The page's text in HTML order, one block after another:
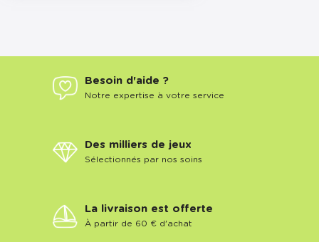
Besoin d'aide ?
Notre expertise à votre service
Des milliers de jeux
Sélectionnés par nos soins
La livraison est offerte
À partir de 60 € d'achat